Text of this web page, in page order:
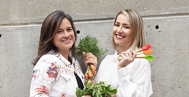
Presentado por Lina Rios y Erika Faura